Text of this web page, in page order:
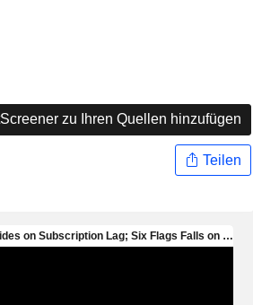
zu Ihren Quellen hinzufügen
Teilen